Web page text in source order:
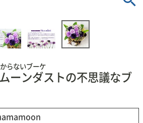
らないブーケ
ーンダストの不思議なブ